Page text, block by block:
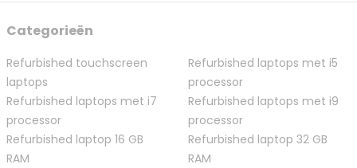
Categorieën
Refurbished touchscreen
laptops
Refurbished laptops met i5
processor
Refurbished laptops met i7
processor
Refurbished laptops met i9
processor
Refurbished laptop 16 GB
RAM
Refurbished laptop 32 GB
RAM